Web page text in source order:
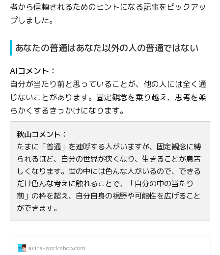
者から信頼されるためのヒントになる記事をピックアッ
プしました。
あなたの普通はあなた以外の人の普通ではない
AIコメント：
自分が当たり前と思っていることが、他の人には全く通
じないことがあります。固定観念を乗り越え、思考を柔
らかくするきっかけになります。
秋山コメント：
たまに「普通」を連呼する人がいますが、固定観念に縛
られるほど、自分の世界が狭くなり、生きることが息苦
しくなります。世の中には色んな人がいるので、できる
だけ色んな考えに触れることで、「自分の中の当たり
前」の枠を超え、自分自身の視野や可能性を広げること
ができます。
akira-workshop.com